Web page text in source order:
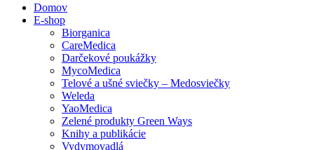
Domov
E-shop
Biorganica
CareMedica
Darčekové poukážky
MycoMedica
Telové a ušné sviečky – Medosviečky
Weleda
YaoMedica
Zelené produkty Green Ways
Knihy a publikácie
Vydymovadlá